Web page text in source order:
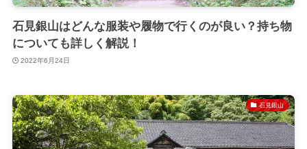
石見銀山はどんな服装や履物で行くのが良い？持ち物
についても詳しく解説！
2022年6月24日
石見銀山